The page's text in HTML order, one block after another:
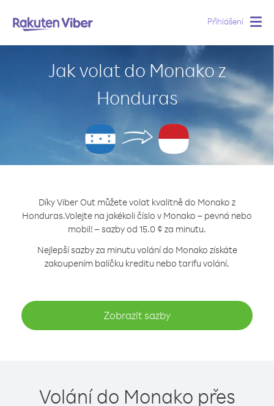
Přihlášení
Jak volat do Monako z
Honduras
Díky Viber Out můžete volat kvalitně do Monako z
Honduras.Volejte na jakékoli číslo v Monako – pevná nebo
mobil! – sazby od 15.0 ¢ za minutu.
Nejlepší sazby za minutu volání do Monako získáte
zakoupením balíčku kreditu nebo tarifu volání.
Zobrazit sazby
Volání do Monako přes